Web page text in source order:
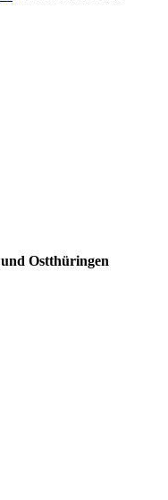
Ostthüringen